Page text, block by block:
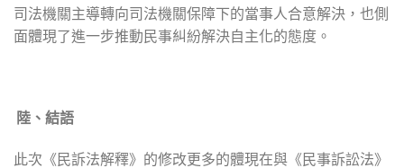
司法機關主導轉向司法機關保障下的當事人合意解決，也側
面體現了進一步推動民事糾紛解決自主化的態度。
陸、 結語
此次《民訴法解釋》的修改更多的體現在與《民事訴訟法》